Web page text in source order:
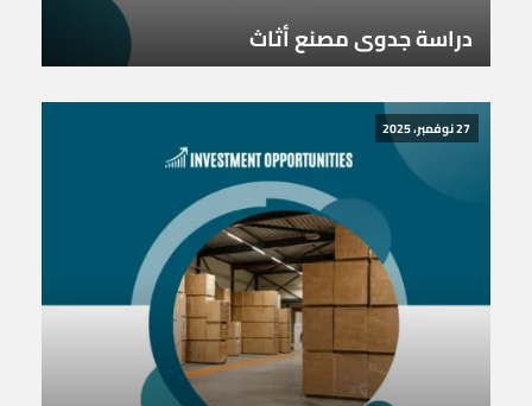
دراسة جدوى مصنع أثاث
27 نوفمبر، 2025